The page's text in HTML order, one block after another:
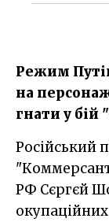
Режим
на
гнати у бій
Російський пропагандистський ресурс
РФ Сєргєй
окупаційних